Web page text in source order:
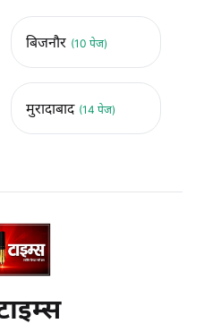
बिजनौर (10 पेज)
मुरादाबाद (14 पेज)